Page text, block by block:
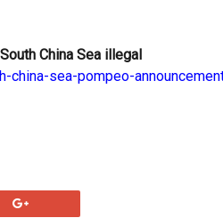
China Sea illegal
sea-pompeo-